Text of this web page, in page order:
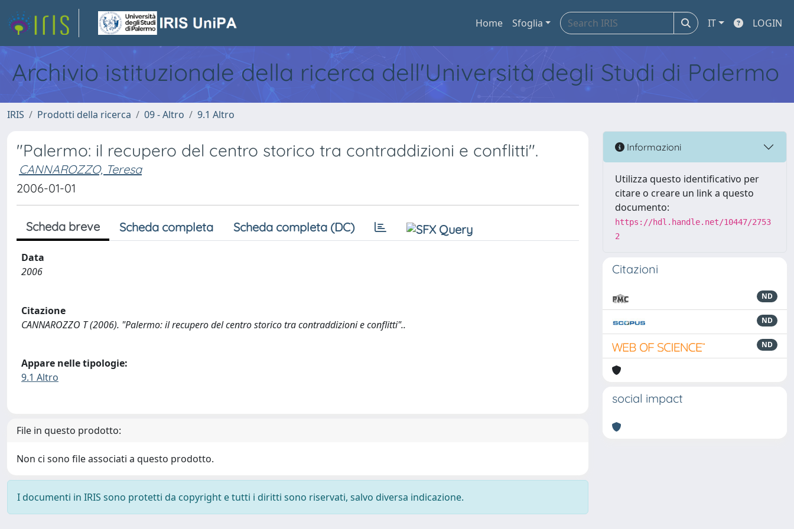
Home Sfoglia IT LOGIN
Archivio istituzionale della ricerca dell'Università degli Studi di Palermo
IRIS Prodotti della ricerca 09 - Altro 9.1 Altro
"Palermo: il recupero del centro storico tra contraddizioni e conflitti".
CANNAROZZO, Teresa
2006-01-01
Scheda breve Scheda completa Scheda completa (DC)
Data
2006
Citazione
CANNAROZZO T (2006). "Palermo: il recupero del centro storico tra contraddizioni e conflitti"..
Appare nelle tipologie:
9.1 Altro
File in questo prodotto:
Non ci sono file associati a questo prodotto.
I documenti in IRIS sono protetti da copyright e tutti i diritti sono riservati, salvo diversa indicazione.
Informazioni
Utilizza questo identificativo per
citare o creare un link a questo
documento:
https://hdl.handle.net/10447/2753
2
Citazioni
ND
ND
ND
social impact